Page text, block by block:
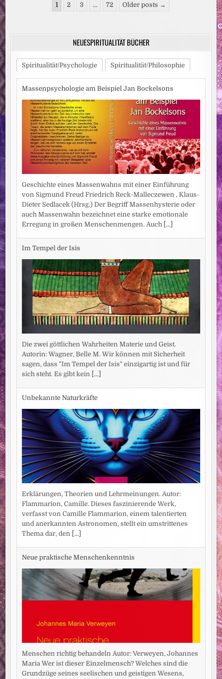
DÜSSELDORF
AUF
Seitennummerierung
Beiträge
1 2 3 … 72 Older posts →
NEUESPIRITUALITÄT BÜCHER
Spiritualität/Psychologie Spiritualität/Philosophie
Massenpsychologie am Beispiel Jan Bockelsons
Geschichte eines Massenwahns mit einer Einführung
von Sigmund Freud Friedrich Reck-Malleczewen , Klaus-
Dieter Sedlacek (Hrsg.) Der Begriff Massenhysterie oder
auch Massenwahn bezeichnet eine starke emotionale
Erregung in großen Menschenmengen. Auch [...]
Im Tempel der Isis
Die zwei göttlichen Wahrheiten Materie und Geist.
Autorin: Wagner, Belle M. Wir können mit Sicherheit
sagen, dass "Im Tempel der Isis" einzigartig ist und für
sich steht. Es gibt kein [...]
Unbekannte Naturkräfte
Erklärungen, Theorien und Lehrmeinungen. Autor:
Flammarion, Camille. Dieses faszinierende Werk,
verfasst von Camille Flammarion, einem talentierten
und anerkannten Astronomen, stellt ein umstrittenes
Thema dar, den [...]
Neue praktische Menschenkenntnis
Menschen richtig behandeln Autor: Verweyen, Johannes
Maria Wer ist dieser Einzelmensch? Welches sind die
Grundzüge seines seelischen und geistigen Wesens,